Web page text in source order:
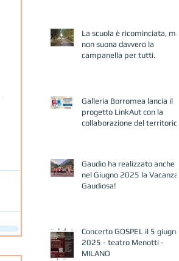
La scuola è ricominciata, ma
non suona davvero la
campanella per tutti.
Galleria Borromea lancia il
progetto LinkAut con la
collaborazione del territorio
Gaudio ha realizzato anche
nel Giugno 2025 la Vacanza
Gaudiosa!
Concerto GOSPEL il 5 giugno
2025 - teatro Menotti -
MILANO